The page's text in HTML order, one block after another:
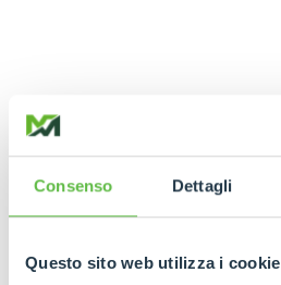
Consenso Dettagli
Questo sito web utilizza i cookie